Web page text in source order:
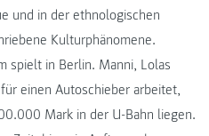
und in der ethnologischen
Kulturphänomene.
spielt in Berlin. Manni, Lolas
einen Autoschieber arbeitet,
Mark in der U-Bahn liegen.